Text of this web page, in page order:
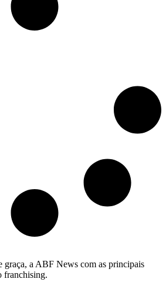
graça, a ABF News com as principais
franchising.